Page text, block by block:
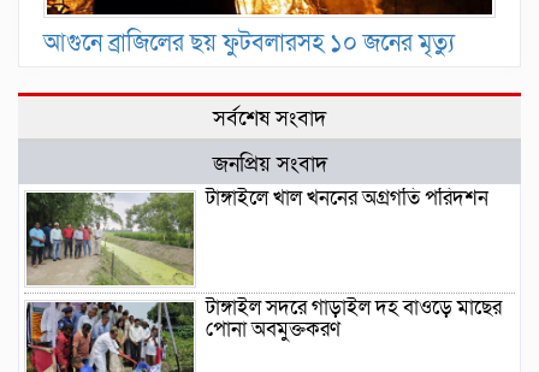
আগুনে ব্রাজিলের ছয় ফুটবলারসহ ১০ জনের মৃত্যু
সর্বশেষ সংবাদ
জনপ্রিয় সংবাদ
টাঙ্গাইলে খাল খননের অগ্রগতি পরিদর্শন
টাঙ্গাইল সদরে গাড়াইল দহ বাওড়ে মাছের
পোনা অবমুক্তকরণ